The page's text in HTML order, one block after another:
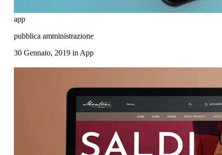
app
pubblica amministrazione
30 Gennaio, 2019 in App